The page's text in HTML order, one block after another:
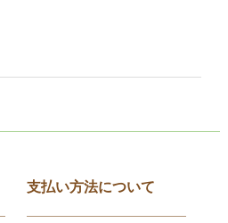
支払い方法について